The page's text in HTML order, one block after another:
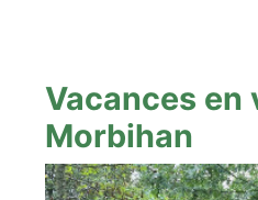
Vacances en
Morbihan